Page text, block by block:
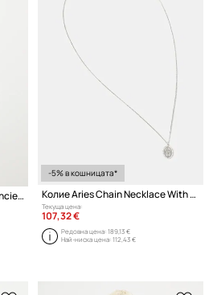
Памучен суичър Aries Aged Ancient Column Sweat
-5% в кошницата*
Колие Aries Chain Necklace With Fly Paved Pendants
Текуща цена:
107,32 €
Редовна цена:189,13 €
Най-ниска цена:112,43 €